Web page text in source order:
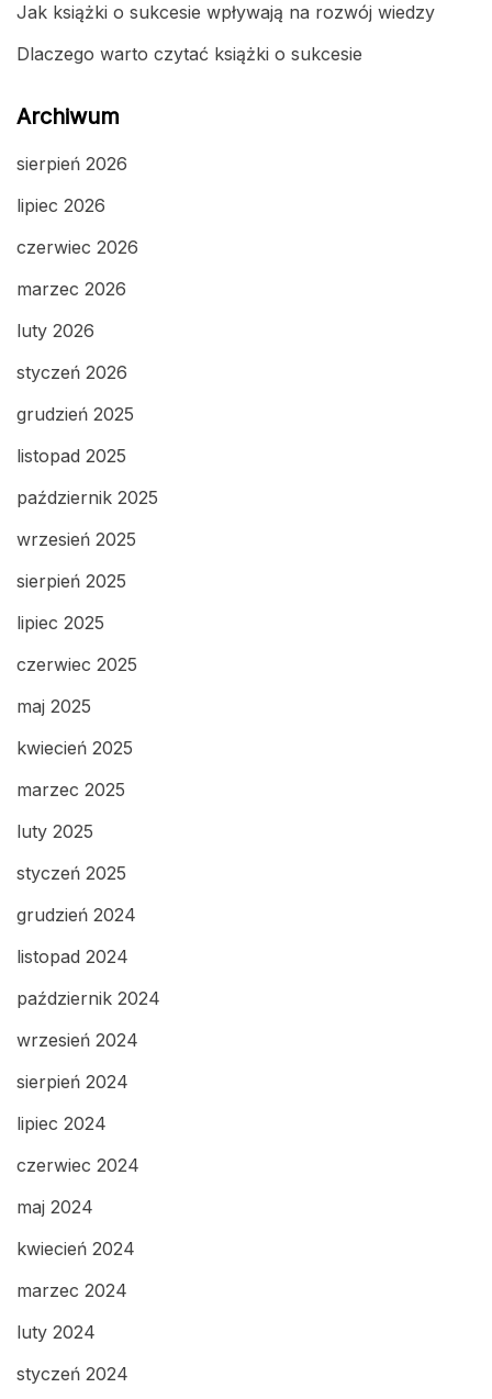
Jak książki o sukcesie wpływają na rozwój wiedzy
Dlaczego warto czytać książki o sukcesie
Archiwum
sierpień 2026
lipiec 2026
czerwiec 2026
marzec 2026
luty 2026
styczeń 2026
grudzień 2025
listopad 2025
październik 2025
wrzesień 2025
sierpień 2025
lipiec 2025
czerwiec 2025
maj 2025
kwiecień 2025
marzec 2025
luty 2025
styczeń 2025
grudzień 2024
listopad 2024
październik 2024
wrzesień 2024
sierpień 2024
lipiec 2024
czerwiec 2024
maj 2024
kwiecień 2024
marzec 2024
luty 2024
styczeń 2024